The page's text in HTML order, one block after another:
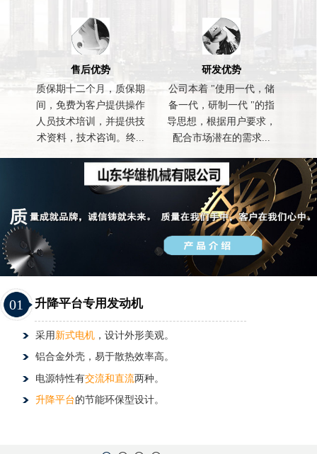
售后优势
质保期十二个月，质保期
间，免费为客户提供操作
人员技术培训，并提供技
术资料，技术咨询。终...
研发优势
公司本着 "使用一代，储
备一代，研制一代 "的指
导思想，根据用户要求，
配合市场潜在的需求...
01 升降平台专用发动机
采用 新式电机，设计外形美观。
铝合金外壳，易于散热效率高。
电源特性有交流和直流两种。
升降平台的节能环保型设计。